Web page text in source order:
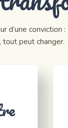
d’une conviction :
tout peut changer.